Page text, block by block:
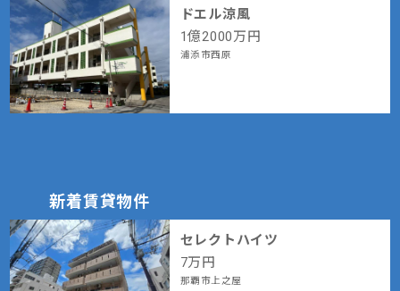
ドエル涼風
1億2000万円
浦添市西原
新着賃貸物件
セレクトハイツ
7万円
那覇市上之屋